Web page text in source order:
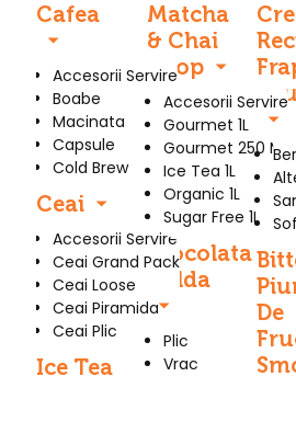
Cafea
Accesorii Servire
Boabe
Macinata
Capsule
Cold Brew
Ceai
Accesorii Servire
Ceai Grand Pack
Ceai Loose
Ceai Piramida
Ceai Plic
Ice Tea
Matcha
& Chai
Sirop
Accesorii Servire
Gourmet 1L
Gourmet 250 Ml
Ice Tea 1L
Organic 1L
Sugar Free 1L
Ciocolata
Calda
Plic
Vrac
De